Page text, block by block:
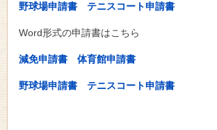
野球場申請書 テニスコート申請書
Word形式の申請書はこちら
減免申請書 体育館申請書
野球場申請書 テニスコート申請書